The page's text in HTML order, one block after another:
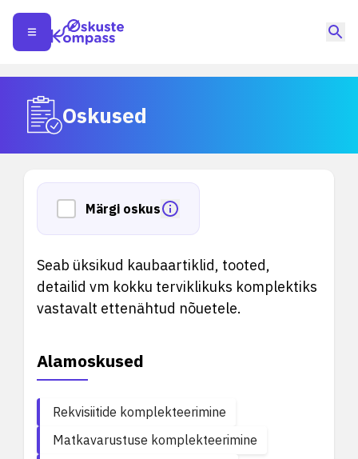
Oskused
Märgi oskus
Seab üksikud kaubaartiklid, tooted,
detailid vm kokku terviklikuks komplektiks
vastavalt ettenähtud nõuetele.
Alamoskused
Rekvisiitide komplekteerimine
Matkavarustuse komplekteerimine